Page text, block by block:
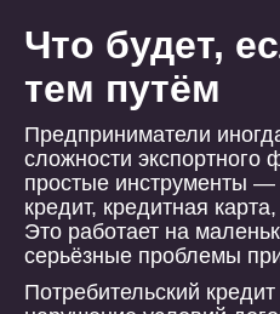
Что будет,
тем путём
Предприниматели
сложности экспортного
простые инструменты —
кредит, кредитная
Это работает на
серьёзные проблемы
Потребительский